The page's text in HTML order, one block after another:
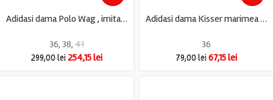
Adidasi dama Polo Wag , imitatie de piele, negru
36, 38, 41
299,00lei254,15lei
Adidasi dama Kisser marimea 36, material textil, gri
36
79,00lei67,15lei